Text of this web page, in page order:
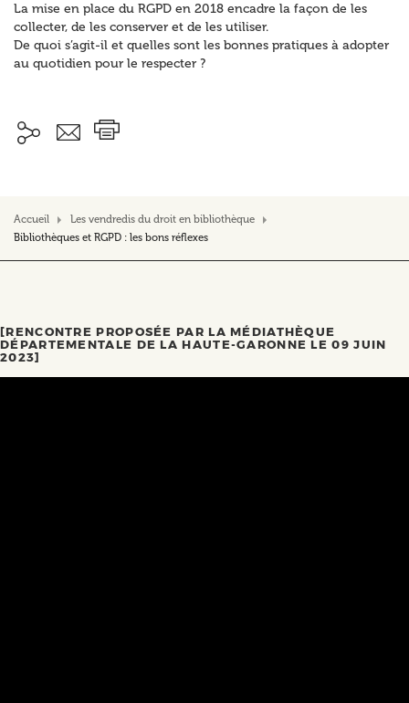
La mise en place du RGPD en 2018 encadre la façon de les
collecter, de les conserver et de les utiliser.
De quoi s’agit-il et quelles sont les bonnes pratiques à adopter
au quotidien pour le respecter ?
Accueil
Les vendredis du droit en bibliothèque
Bibliothèques et RGPD : les bons réflexes
[RENCONTRE PROPOSÉE PAR LA MÉDIATHÈQUE
DÉPARTEMENTALE DE LA HAUTE-GARONNE LE 09 JUIN
2023]